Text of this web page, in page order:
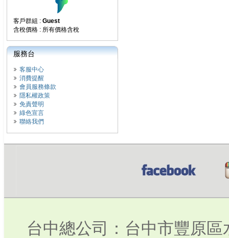
客戶群組 : Guest
含稅價格 : 所有價格含稅
服務台
客服中心
消費提醒
會員服務條款
隱私權政策
免責聲明
綠色宣言
聯絡我們
台中總公司：台中市豐原